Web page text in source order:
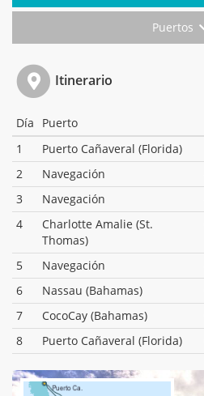
Puertos
Itinerario
Día Puerto
1
Puerto Cañaveral (Florida)
2
Navegación
3
Navegación
4
Charlotte Amalie (St.
Thomas)
5 Navegación
6
Nassau (Bahamas)
7
CocoCay (Bahamas)
8
Puerto Cañaveral (Florida)